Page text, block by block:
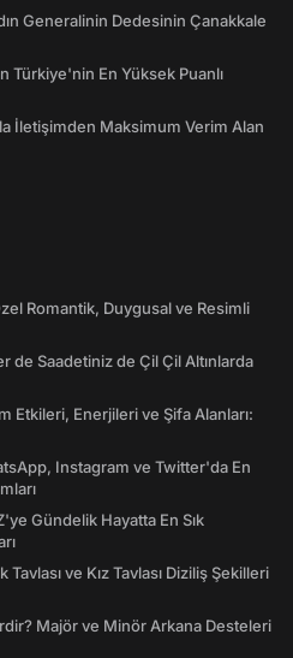
Generalinin Dedesinin Çanakkale
Türkiye'nin En Yüksek Puanlı
İletişimden Maksimum Verim Alan
Romantik, Duygusal ve Resimli
de Saadetiniz de Çil Çil Altınlarda
Etkileri, Enerjileri ve Şifa Alanları:
Instagram ve Twitter'da En
Gündelik Hayatta En Sık
Tavlası ve Kız Tavlası Diziliş Şekilleri
Majör ve Minör Arkana Desteleri